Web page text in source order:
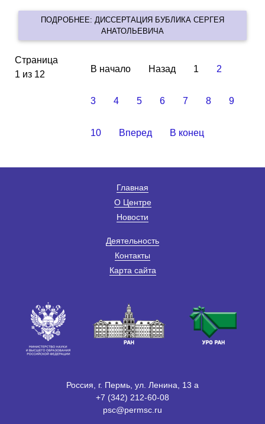
ПОДРОБНЕЕ: ДИССЕРТАЦИЯ БУБЛИКА СЕРГЕЯ
АНАТОЛЬЕВИЧА
Страница
1 из 12
В начало Назад 1 2
3 4 5 6 7 8 9
10 Вперед В конец
Главная
О Центре
Новости
Деятельность
Контакты
Карта сайта
Россия, г. Пермь, ул. Ленина, 13 а
+7 (342) 212-60-08
psc@permsc.ru